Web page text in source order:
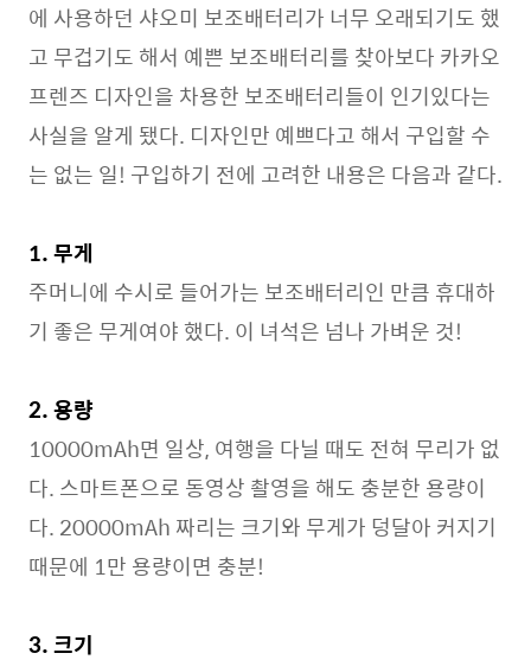
에 사용하던 샤오미 보조배터리가 너무 오래되기도 했
고 무겁기도 해서 예쁜 보조배터리를 찾아보다 카카오
프렌즈 디자인을 차용한 보조배터리들이 인기있다는
사실을 알게 됐다. 디자인만 예쁘다고 해서 구입할 수
는 없는 일! 구입하기 전에 고려한 내용은 다음과 같다.
1. 무게
주머니에 수시로 들어가는 보조배터리인 만큼 휴대하
기 좋은 무게여야 했다. 이 녀석은 넘나 가벼운 것!
2. 용량
10000mAh면 일상, 여행을 다닐 때도 전혀 무리가 없
다. 스마트폰으로 동영상 촬영을 해도 충분한 용량이
다. 20000mAh 짜리는 크기와 무게가 덩달아 커지기
때문에 1만 용량이면 충분!
3. 크기